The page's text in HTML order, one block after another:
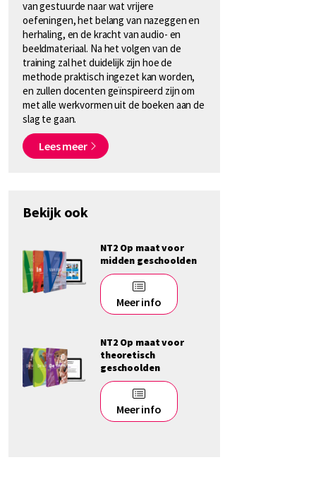
van gestuurde naar wat vrijere
oefeningen, het belang van nazeggen en
herhaling, en de kracht van audio- en
beeldmateriaal. Na het volgen van de
training zal het duidelijk zijn hoe de
methode praktisch ingezet kan worden,
en zullen docenten geïnspireerd zijn om
met alle werkvormen uit de boeken aan de
slag te gaan.
Lees meer
Bekijk ook
NT2 Op maat voor
midden geschoolden
Meer info
NT2 Op maat voor
theoretisch
geschoolden
Meer info